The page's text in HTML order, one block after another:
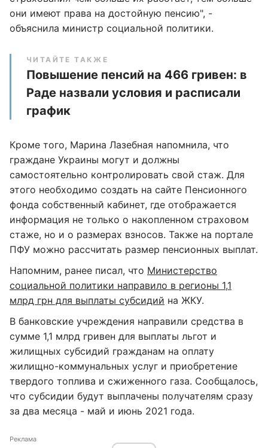
они имеют права на достойную пенсию"‎, -
объяснила министр социальной политики.
ЧИТАЙТЕ ТАКЖЕ
Повышение пенсий на 466 гривен: в
Раде назвали условия и расписали
график
Кроме того, Марина Лазебная напомнила, что
граждане Украины могут и должны
самостоятельно контролировать свой стаж. Для
этого необходимо создать на сайте Пенсионного
фонда собственный кабинет, где отображается
информация не только о накопленном страховом
стаже, но и о размерах взносов. Также на портале
ПФУ можно рассчитать размер пенсионных выплат.
Напомним, ранее писал, что Министерство
социальной политики направило в регионы 1,1
млрд грн для выплаты субсидий на ЖКУ.
В банковские учреждения направили средства в
сумме 1,1 млрд гривен для выплаты льгот и
жилищных субсидий гражданам на оплату
жилищно-коммунальных услуг и приобретение
твердого топлива и сжиженного газа. Сообщалось,
что субсидии будут выплачены получателям сразу
за два месяца - май и июнь 2021 года.
Реклама